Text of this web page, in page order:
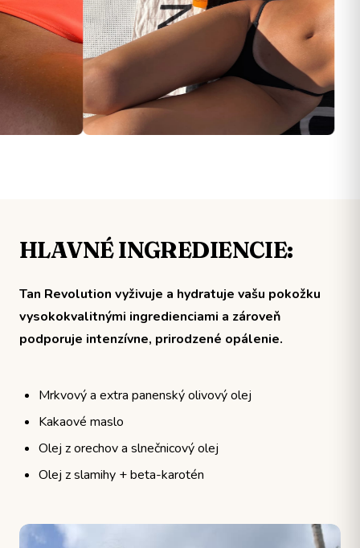
HLAVNÉ INGREDIENCIE:
Tan Revolution vyživuje a hydratuje vašu pokožku
vysokokvalitnými ingredienciami a zároveň
podporuje intenzívne, prirodzené opálenie.
Mrkvový a extra panenský olivový olej
Kakaové maslo
Olej z orechov a slnečnicový olej
Olej z slamihy + beta-karotén